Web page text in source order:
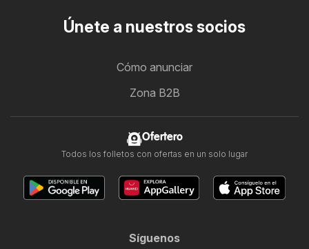
Únete a nuestros socios
Cómo anunciar
Zona B2B
Ofertero
Todos los folletos con ofertas en un solo lugar
Síguenos